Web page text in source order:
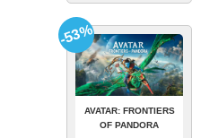
AVATAR: FRONTIERS
OF PANDORA
-53%